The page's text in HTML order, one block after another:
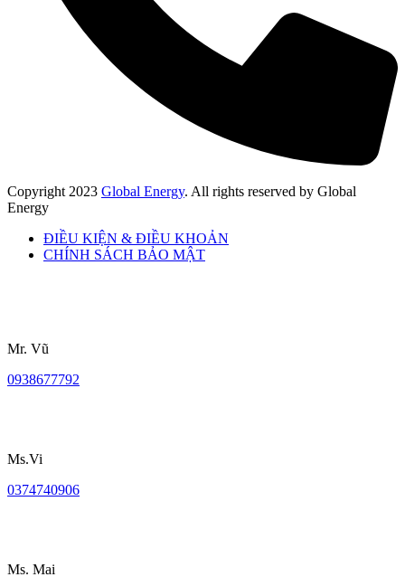
Copyright2023 Global Energy. All rights reserved by Global
Energy
ĐIỀU KIỆN & ĐIỀU KHOẢN
CHÍNH SÁCH BẢO MẬT
Mr. Vũ
0938677792
Ms.Vi
0374740906
Ms. Mai